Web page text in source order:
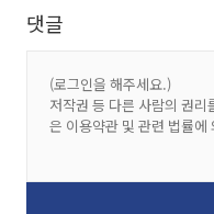
댓글